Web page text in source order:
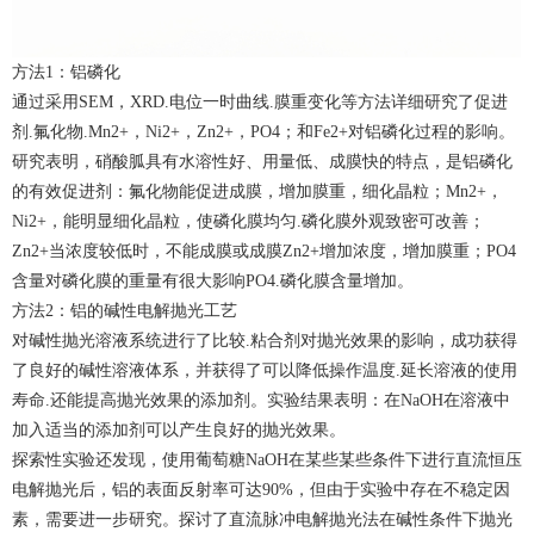
方法1：铝磷化
通过采用SEM，XRD.电位一时曲线.膜重变化等方法详细研究了促进
剂.氟化物.Mn2+，Ni2+，Zn2+，PO4；和Fe2+对铝磷化过程的影响。
研究表明，硝酸胍具有水溶性好、用量低、成膜快的特点，是铝磷化
的有效促进剂：氟化物能促进成膜，增加膜重，细化晶粒；Mn2+，
Ni2+，能明显细化晶粒，使磷化膜均匀.磷化膜外观致密可改善；
Zn2+当浓度较低时，不能成膜或成膜Zn2+增加浓度，增加膜重；PO4
含量对磷化膜的重量有很大影响PO4.磷化膜含量增加。
方法2：铝的碱性电解抛光工艺
对碱性抛光溶液系统进行了比较.粘合剂对抛光效果的影响，成功获得
了良好的碱性溶液体系，并获得了可以降低操作温度.延长溶液的使用
寿命.还能提高抛光效果的添加剂。实验结果表明：在NaOH在溶液中
加入适当的添加剂可以产生良好的抛光效果。
探索性实验还发现，使用葡萄糖NaOH在某些某些条件下进行直流恒压
电解抛光后，铝的表面反射率可达90%，但由于实验中存在不稳定因
素，需要进一步研究。探讨了直流脉冲电解抛光法在碱性条件下抛光